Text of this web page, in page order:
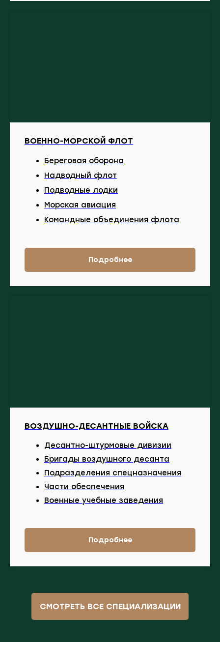
ВОЕННО-МОРСКОЙ ФЛОТ
Береговая оборона
Надводный флот
Подводные лодки
Морская авиация
Командные объединения флота
Подробнее
ВОЗДУШНО-ДЕСАНТНЫЕ ВОЙСКА
Десантно-штурмовые дивизии
Бригады воздушного десанта
Подразделения спецназначения
Части обеспечения
Военные учебные заведения
Подробнее
СМОТРЕТЬ ВСЕ СПЕЦИАЛИЗАЦИИ